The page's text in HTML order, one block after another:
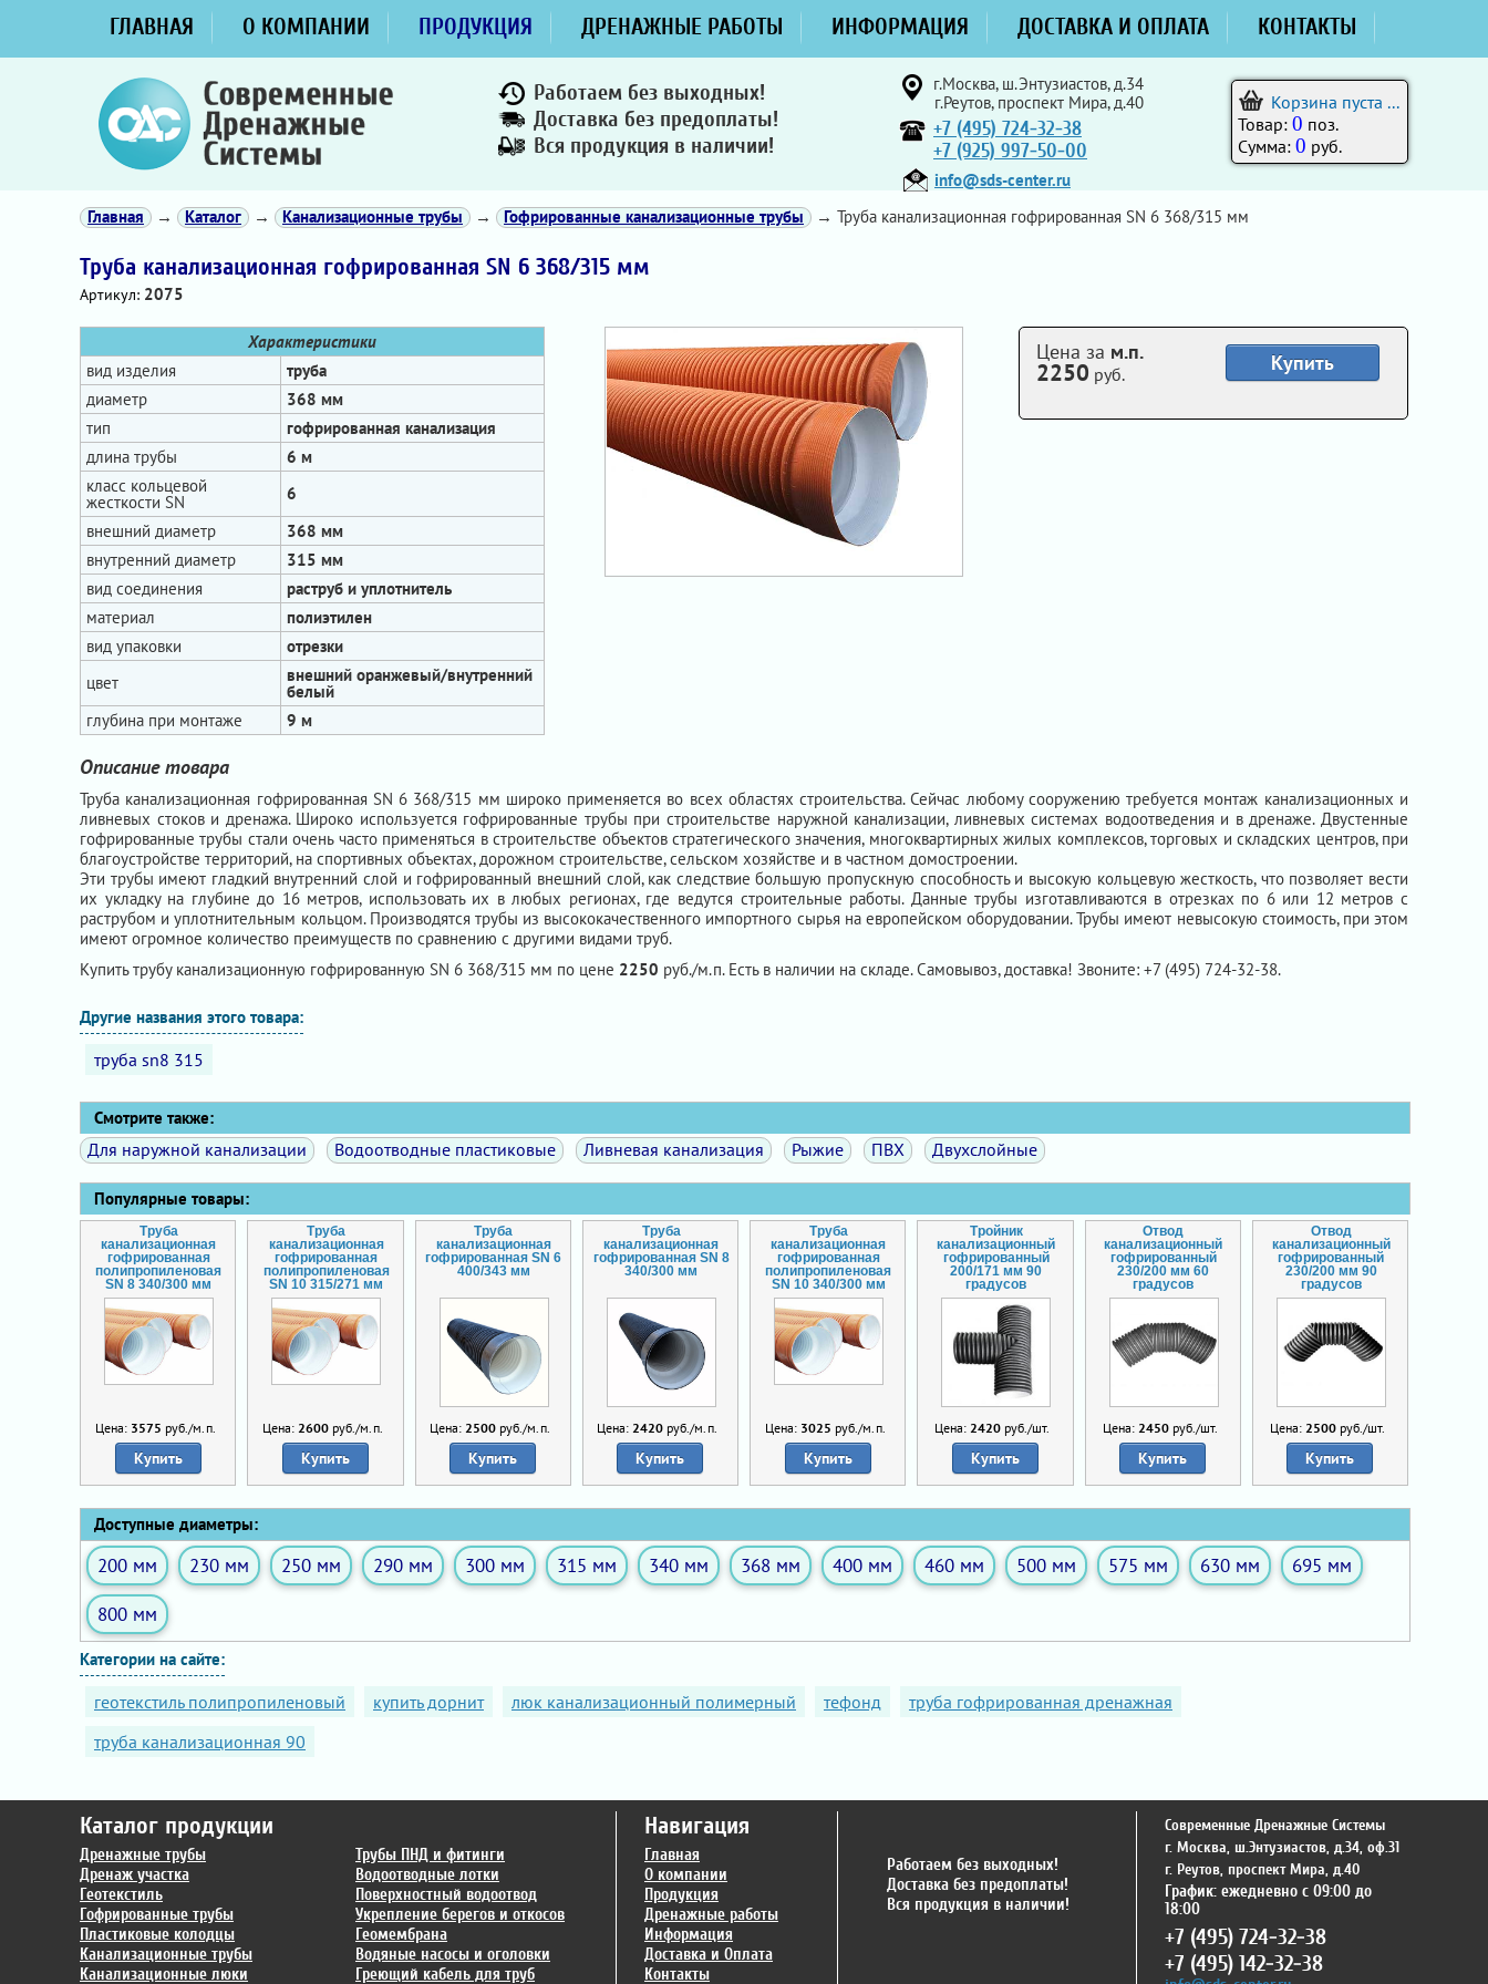
ГЛАВНАЯ О КОМПАНИИ ПРОДУКЦИЯ ДРЕНАЖНЫЕ РАБОТЫ ИНФОРМАЦИЯ ДОСТАВКА И ОПЛАТА КОНТАКТЫ
Работаем без выходных!
Доставка без предоплаты!
Вся продукция в наличии!
г.Москва, ш.Энтузиастов, д.34
г.Реутов, проспект Мира, д.40
+7 (495) 724-32-38
+7 (925) 997-50-00
info@sds-center.ru
Корзина пуста ...
Товар: 0 поз.
Сумма: 0 руб.
Главная → Каталог → Канализационные трубы → Гофрированные канализационные трубы → Труба канализационная гофрированная SN 6 368/315 мм
Труба канализационная гофрированная SN 6 368/315 мм
Артикул: 2075
Характеристики
вид изделия
труба
диаметр
368 мм
тип
гофрированная канализация
длина трубы
6 м
класс кольцевой
жесткости SN
6
внешний диаметр
368 мм
внутренний диаметр
315 мм
вид соединения
раструб и уплотнитель
материал
полиэтилен
вид упаковки
отрезки
цвет
внешний оранжевый/внутренний
белый
глубина при монтаже
9 м
Купить
Цена за м.п.
2250 руб.
Описание товара
Труба канализационная гофрированная SN 6 368/315 мм широко применяется во всех областях строительства. Сейчас любому сооружению требуется монтаж канализационных и
ливневых стоков и дренажа. Широко используется гофрированные трубы при строительстве наружной канализации, ливневых системах водоотведения и в дренаже. Двустенные
гофрированные трубы стали очень часто применяться в строительстве объектов стратегического значения, многоквартирных жилых комплексов, торговых и складских центров, при
благоустройстве территорий, на спортивных объектах, дорожном строительстве, сельском хозяйстве и в частном домостроении.
Эти трубы имеют гладкий внутренний слой и гофрированный внешний слой, как следствие большую пропускную способность и высокую кольцевую жесткость, что позволяет вести
их укладку на глубине до 16 метров, использовать их в любых регионах, где ведутся строительные работы. Данные трубы изготавливаются в отрезках по 6 или 12 метров с
раструбом и уплотнительным кольцом. Производятся трубы из высококачественного импортного сырья на европейском оборудовании. Трубы имеют невысокую стоимость, при этом
имеют огромное количество преимуществ по сравнению с другими видами труб.
Купить трубу канализационную гофрированную SN 6 368/315 мм по цене 2250 руб./м.п. Есть в наличии на складе. Самовывоз, доставка! Звоните: +7 (495) 724-32-38.
Другие названия этого товара:
труба sn8 315
Смотрите также:
Для наружной канализации Водоотводные пластиковые Ливневая канализация Рыжие ПВХ Двухслойные
Популярные товары:
Труба
канализационная
гофрированная
полипропиленовая
SN 8 340/300 мм
Цена: 3575 руб./м.п.
Купить
Труба
канализационная
гофрированная
полипропиленовая
SN 10 315/271 мм
Цена: 2600руб./м.п.
Купить
Труба
канализационная
гофрированная SN 6
400/343 мм
Цена:2500 руб./м.п.
Купить
Труба
канализационная
гофрированная SN 8
340/300 мм
Цена:2420 руб./м.п.
Купить
Труба
канализационная
гофрированная
полипропиленовая
SN 10 340/300 мм
Цена: 3025 руб./м.п.
Купить
Тройник
канализационный
гофрированный
200/171 мм 90
градусов
Цена:2420 руб./шт.
Купить
Отвод
канализационный
гофрированный
230/200 мм 60
градусов
Цена: 2450руб./шт.
Купить
Отвод
канализационный
гофрированный
230/200 мм 90
градусов
Цена: 2500руб./шт.
Купить
Доступные диаметры:
200 мм 230 мм 250 мм 290 мм 300 мм 315 мм 340 мм 368 мм 400 мм 460 мм 500 мм 575 мм 630 мм
695 мм
800 мм
Категории на сайте:
геотекстиль полипропиленовый купить дорнит люк канализационный полимерный тефонд
труба гофрированная дренажная
труба канализационная 90
Каталог продукции
Дренажные трубы
Дренаж участка
Геотекстиль
Гофрированные трубы
Пластиковые колодцы
Канализационные трубы
Канализационные люки
Трубы ПНД и фитинги
Водоотводные лотки
Поверхностный водоотвод
Укрепление берегов и откосов
Геомембрана
Водяные насосы и оголовки
Греющий кабель для труб
Навигация
Главная
О компании
Продукция
Дренажные работы
Информация
Доставка и Оплата
Контакты
Работаем без выходных!
Доставка без предоплаты!
Вся продукция в наличии!
Современные Дренажные Системы
г. Москва, ш.Энтузиастов, д.34, оф.31
г. Реутов, проспект Мира, д.40
График: ежедневно с 09:00 до
18:00
+7 (495) 724-32-38
+7 (495) 142-32-38